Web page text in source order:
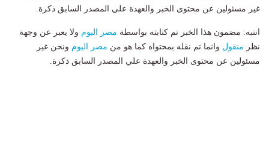
غير مسئولين عن محتوى الخبر والعهدة علي المصدر السابق ذكرة.
انتبه: مضمون هذا الخبر تم كتابته بواسطة مصر اليوم ولا يعبر عن وجهة
نظر منقول وانما تم نقله بمحتواه كما هو من مصر اليوم ونحن غير
مسئولين عن محتوى الخبر والعهدة علي المصدر السابق ذكرة.